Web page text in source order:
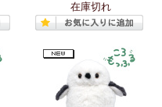
在庫切れ